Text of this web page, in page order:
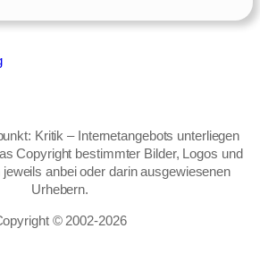
Kritik – Internetangebots unterliegen
Copyright bestimmter Bilder, Logos und
anbei oder darin ausgewiesenen
Urhebern.
© 2002‑2026